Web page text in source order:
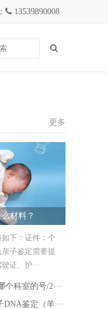
13539890008
更多
材料？
下：证件：个
子鉴定需要提
证、护···
科室的号/2···
鉴定（羊···